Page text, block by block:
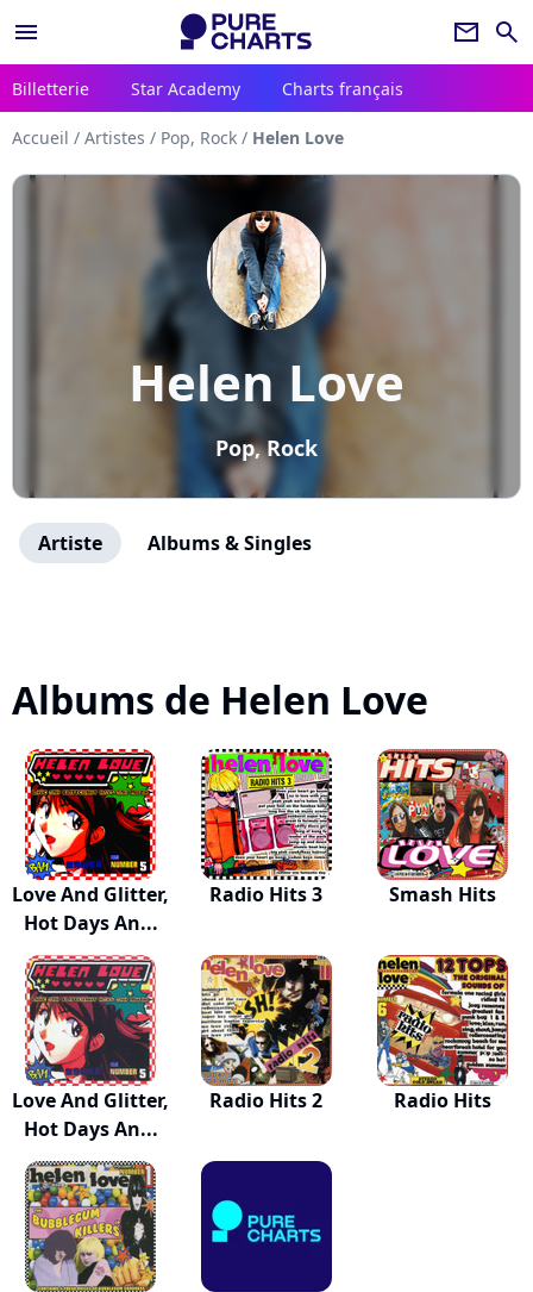
menu newsletter search
Billetterie Star Academy Charts français
Accueil / Artistes / Pop, Rock / Helen Love
Helen Love
Pop, Rock
Artiste Albums & Singles
Albums de Helen Love
Love And Glitter,
Hot Days An...
Radio Hits 3 Smash Hits
Love And Glitter,
Hot Days An...
Radio Hits 2 Radio Hits